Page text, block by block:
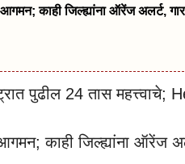
काही जिल्ह्यांना ऑरेंज अलर्ट,
पुढील 24 तास महत्त्वाचे;
काही जिल्ह्यांना ऑरेंज